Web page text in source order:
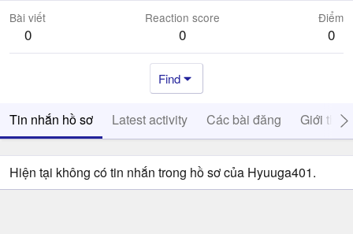
Bài viết
0
Reaction score
0
Điểm
0
Find
Tin nhắn hồ sơ Latest activity Các bài đăng Giới thiệu
Hiện tại không có tin nhắn trong hồ sơ của Hyuuga401.